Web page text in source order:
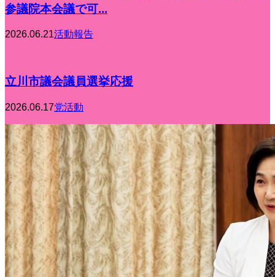
参議院本会議で可...
2026.06.21活動報告
立川市議会議員選挙応援
2026.06.17党活動